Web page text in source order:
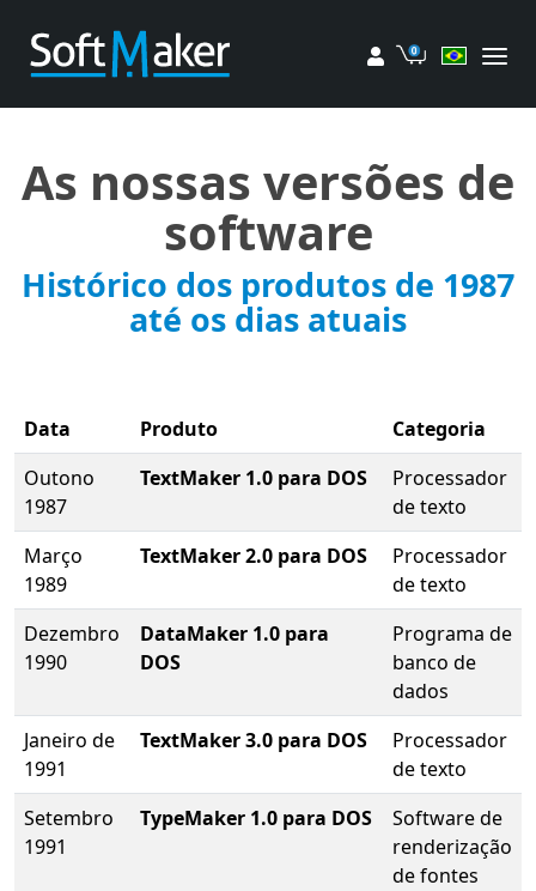
Minha conta
Carrinho
As nossas versões de
software
Histórico dos produtos de 1987
até os dias atuais
Data Produto
Categoria
Outono
1987
TextMaker 1.0 para DOS
Processador
de texto
Março
1989
TextMaker 2.0 para DOS
Processador
de texto
Dezembro
1990
DataMaker 1.0 para
DOS
Programa de
banco de
dados
Janeiro de
1991
TextMaker 3.0 para DOS
Processador
de texto
Setembro
1991
TypeMaker 1.0 para DOS
Software de
renderização
de fontes